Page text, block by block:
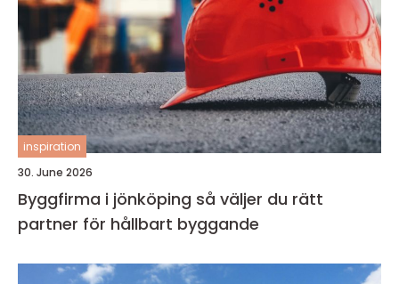
inspiration
30. June 2026
Byggfirma i jönköping så väljer du rätt
partner för hållbart byggande